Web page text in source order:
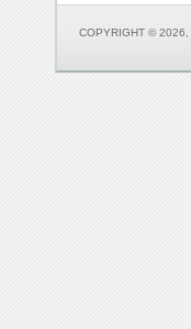
COPYRIGHT © 2026,